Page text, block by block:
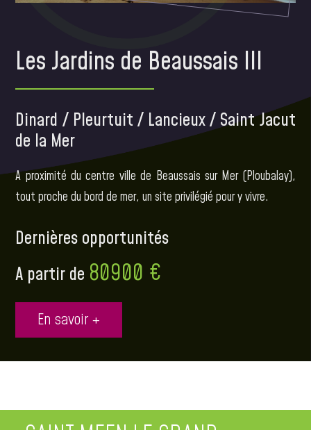
Les Jardins de Beaussais III
Dinard / Pleurtuit / Lancieux / Saint Jacut
de la Mer
A proximité du centre ville de Beaussais sur Mer (Ploubalay),
tout proche du bord de mer, un site privilégié pour y vivre.
Dernières opportunités
A partir de 80900 €
En savoir +